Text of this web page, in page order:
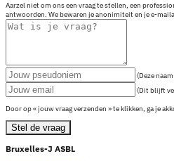
Aarzel niet om ons een vraag te stellen, een
antwoorden. We bewaren je anonimiteit en je e-
(Deze
(Dit blijft
Door op « jouw vraag verzenden » te klikken, ga je
Stel de vraag
Bruxelles-J ASBL